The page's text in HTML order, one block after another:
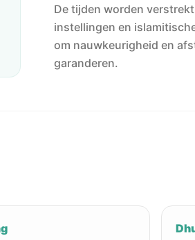
De tijden worden
instellingen en
om nauwkeurigheid en
garanderen.